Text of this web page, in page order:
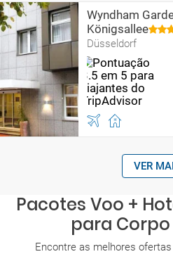
Wyndham
Königsallee
Düsseldorf
VER
Pacotes Voo +
para Corpo
Encontre as melhores